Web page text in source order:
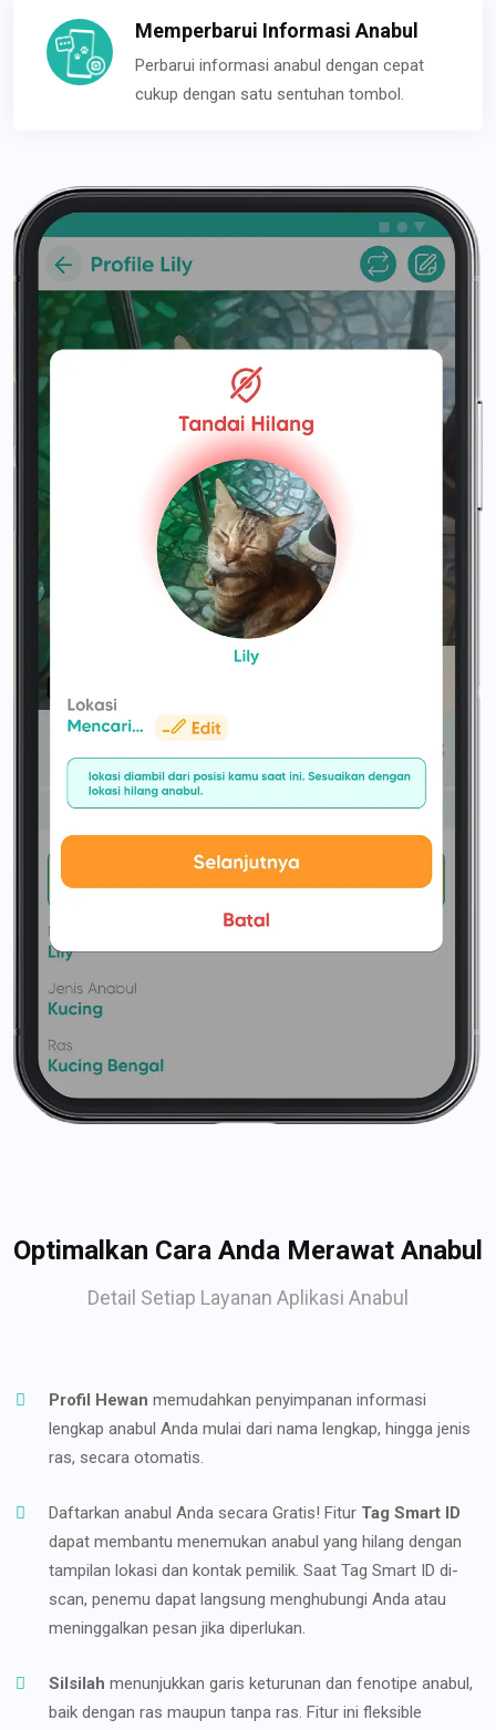
Memperbarui Informasi Anabul
Perbarui informasi anabul dengan cepat
cukup dengan satu sentuhan tombol.
Optimalkan Cara Anda Merawat Anabul
Detail Setiap Layanan Aplikasi Anabul
Profil Hewan memudahkan penyimpanan informasi
lengkap anabul Anda mulai dari nama lengkap, hingga jenis
ras, secara otomatis.
Daftarkan anabul Anda secara Gratis! Fitur Tag Smart ID
dapat membantu menemukan anabul yang hilang dengan
tampilan lokasi dan kontak pemilik. Saat Tag Smart ID di-
scan, penemu dapat langsung menghubungi Anda atau
meninggalkan pesan jika diperlukan.
Silsilah menunjukkan garis keturunan dan fenotipe anabul,
baik dengan ras maupun tanpa ras. Fitur ini fleksible